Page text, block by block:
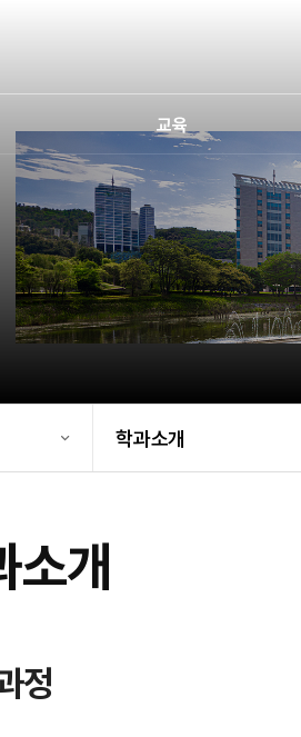
교육
학과소개
소개
정